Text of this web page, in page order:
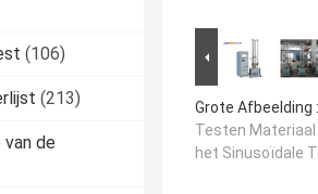
(106)
(213)
de
Grote Afbeelding :
Testen
het Sinusoïdale